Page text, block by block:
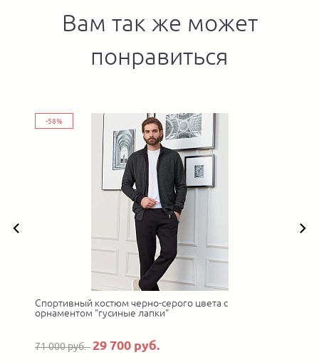
Вам так же может
понравиться
-58%
Спортивный костюм черно-серого цвета с
орнаментом "гусиные лапки"
71 000 руб. 29 700 руб.